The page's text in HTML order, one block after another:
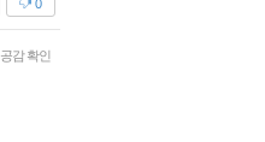
0
공감 확인